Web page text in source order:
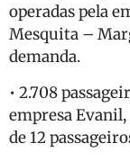
operadas pela
Mesquita –
demanda.
• 2.708
empresa
de 12